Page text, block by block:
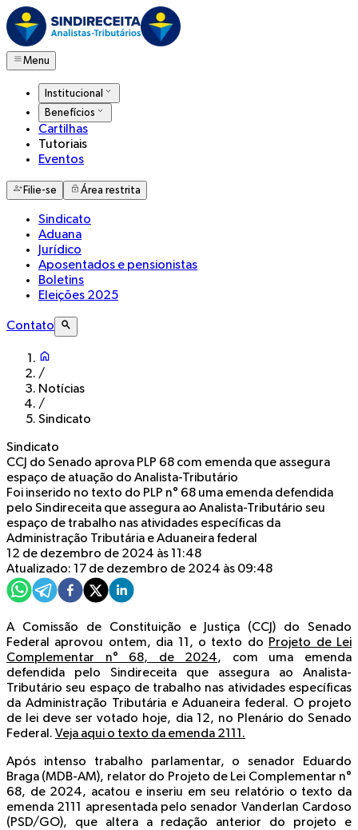
Menu
Institucional
Benefícios
Cartilhas
Tutoriais
Eventos
Filie-se Área restrita
Sindicato
Aduana
Jurídico
Aposentados e pensionistas
Boletins
Eleições 2025
Contato
/
Notícias
/
Sindicato
Sindicato
CCJ do Senado aprova PLP 68 com emenda que assegura
espaço de atuação do Analista-Tributário
Foi inserido no texto do PLP n° 68 uma emenda defendida
pelo Sindireceita que assegura ao Analista-Tributário seu
espaço de trabalho nas atividades específicas da
Administração Tributária e Aduaneira federal
12 de dezembro de 2024 às 11:48
Atualizado: 17 de dezembro de 2024 às 09:48
A Comissão de Constituição e Justiça (CCJ) do Senado
Federal aprovou ontem, dia 11, o texto do Projeto de Lei
Complementar n° 68, de 2024, com uma emenda
defendida pelo Sindireceita que assegura ao Analista-
Tributário seu espaço de trabalho nas atividades específicas
da Administração Tributária e Aduaneira federal. O projeto
de lei deve ser votado hoje, dia 12, no Plenário do Senado
Federal. Veja aqui o texto da emenda 2111.
Após intenso trabalho parlamentar, o senador Eduardo
Braga (MDB-AM), relator do Projeto de Lei Complementar n°
68, de 2024, acatou e inseriu em seu relatório o texto da
emenda 2111 apresentada pelo senador Vanderlan Cardoso
(PSD/GO), que altera a redação anterior do projeto e